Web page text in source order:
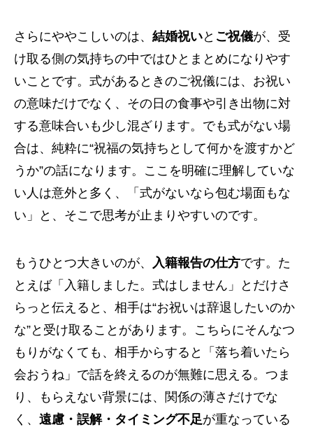
さらにややこしいのは、 結婚祝いと ご祝儀が、受
け取る側の気持ちの中ではひとまとめになりやす
いことです。式があるときのご祝儀には、お祝い
の意味だけでなく、その日の食事や引き出物に対
する意味合いも少し混ざります。でも式がない場
合は、純粋に“祝福の気持ちとして何かを渡すかど
うか”の話になります。ここを明確に理解していな
い人は意外と多く、「式がないなら包む場面もな
い」と、そこで思考が止まりやすいのです。
もうひとつ大きいのが、 入籍報告の仕方です。た
とえば「入籍しました。式はしません」とだけさ
らっと伝えると、相手は“お祝いは辞退したいのか
な”と受け取ることがあります。こちらにそんなつ
もりがなくても、相手からすると「落ち着いたら
会おうね」で話を終えるのが無難に思える。つま
り、もらえない背景には、関係の薄さだけでな
く、 遠慮・誤解・タイミング不足が重なっている